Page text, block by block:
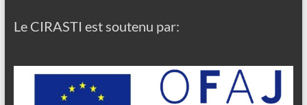
Le CIRASTI est soutenu par: